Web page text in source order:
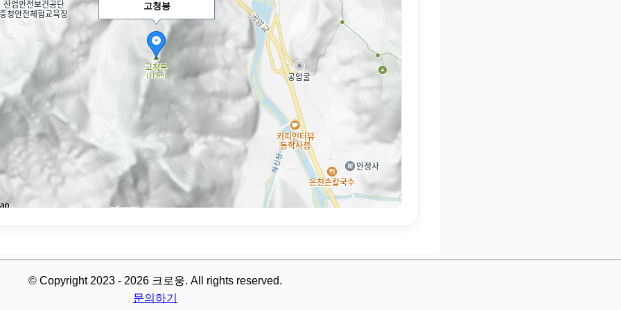
고청봉
© Copyright 2023 - 2026 크로웅. All rights reserved.
문의하기